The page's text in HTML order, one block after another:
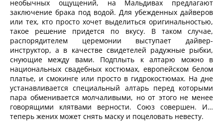
необычных ощущений, на Мальдивах предлагают
заключение брака под водой. Для убежденных дайверов
или тех, кто просто хочет выделиться оригинальностью,
такое решение придется по вкусу. В таком случае,
распорядителем церемонии выступает дайвер-
инструктор, а в качестве свидетелей радужные рыбки,
снующие между вами. Подплыть к алтарю можно в
национальных свадебных костюмах, европейском белом
платье, и смокинге или просто в гидрокостюмах. На дне
устанавливается специальный алтарь перед которыми
пара обменивается молчаливыми, но от этого не менее
говорящими клятвами верности. Союз совершен. И…
теперь жених может снять маску и поцеловать невесту.